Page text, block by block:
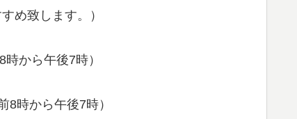
め致します。）
から午後7時）
時から午後7時）